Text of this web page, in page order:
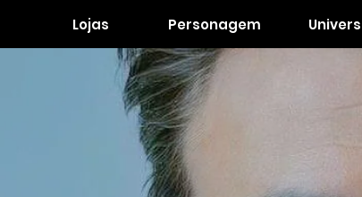
Lojas Personagem